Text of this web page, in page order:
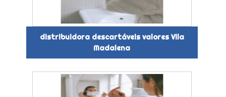
distribuidora descartáveis valores Vila
Madalena